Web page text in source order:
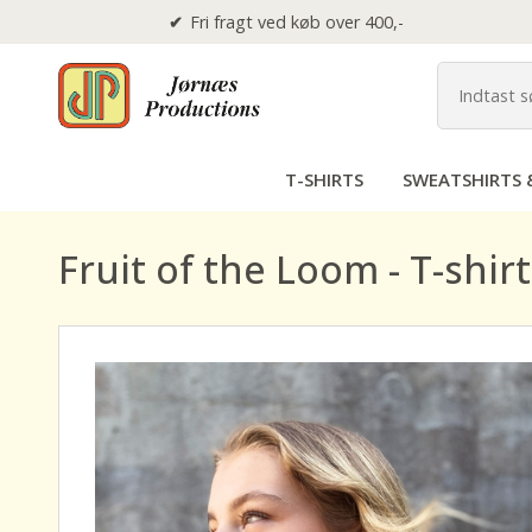
Fri fragt ved køb over 400,-
T-SHIRTS SWEATSHIRTS
Fruit of the Loom - T-shirt